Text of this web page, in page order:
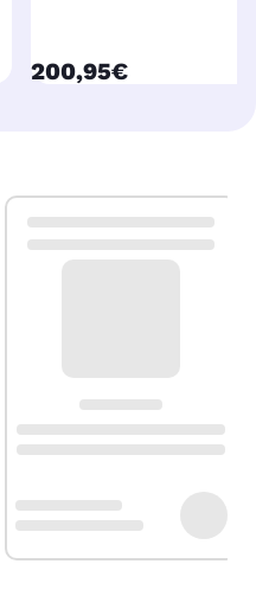
currentPrice
200,95€